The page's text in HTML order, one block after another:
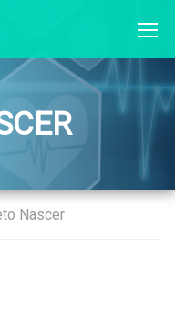
Nascer